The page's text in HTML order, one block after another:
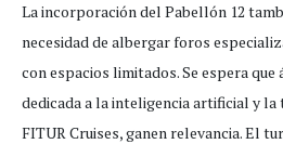
La incorporación del Pabellón 12
necesidad de albergar foros
con espacios limitados. Se espera que
dedicada a la inteligencia artificial y
FITUR Cruises, ganen relevancia. El